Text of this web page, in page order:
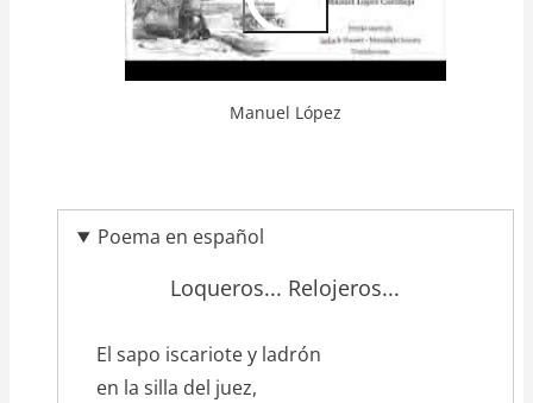
Manuel López
Poema en español
Loqueros... Relojeros...
texto_poema
El sapo iscariote y ladrón
en la silla del juez,